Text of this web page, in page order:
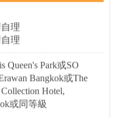
理
理
Queen's Park或SO
Bangkok或The
Hotel,
或同等級